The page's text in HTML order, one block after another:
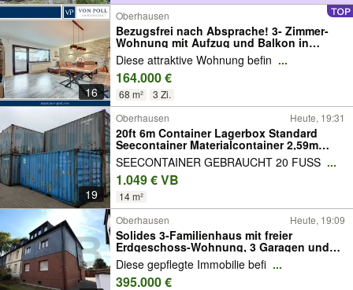
16
Oberhausen
Bezugsfrei nach Absprache! 3- Zimmer-
Wohnung mit Aufzug und Balkon in
ruhiger Lage
Diese attraktive Wohnung befin ...
164.000 €
68 m² 3 Zi.
19
Oberhausen Heute, 19:31
20ft 6m Container Lagerbox Standard
Seecontainer Materialcontainer 2,59m
hoch Schiffscontainer Werkstatt
Gartenhaus Lager Baustellencontainer
Garage Reifencontainer
SEECONTAINER GEBRAUCHT 20 FUSS ...
1.049 € VB
14 m²
Oberhausen Heute, 19:09
Solides 3-Familienhaus mit freier
Erdgeschoss-Wohnung, 3 Garagen und
Garten in Alstaden!
Diese gepflegte Immobilie befi ...
395.000 €